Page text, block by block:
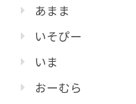
あまま
いそぴー
いま
おーむら